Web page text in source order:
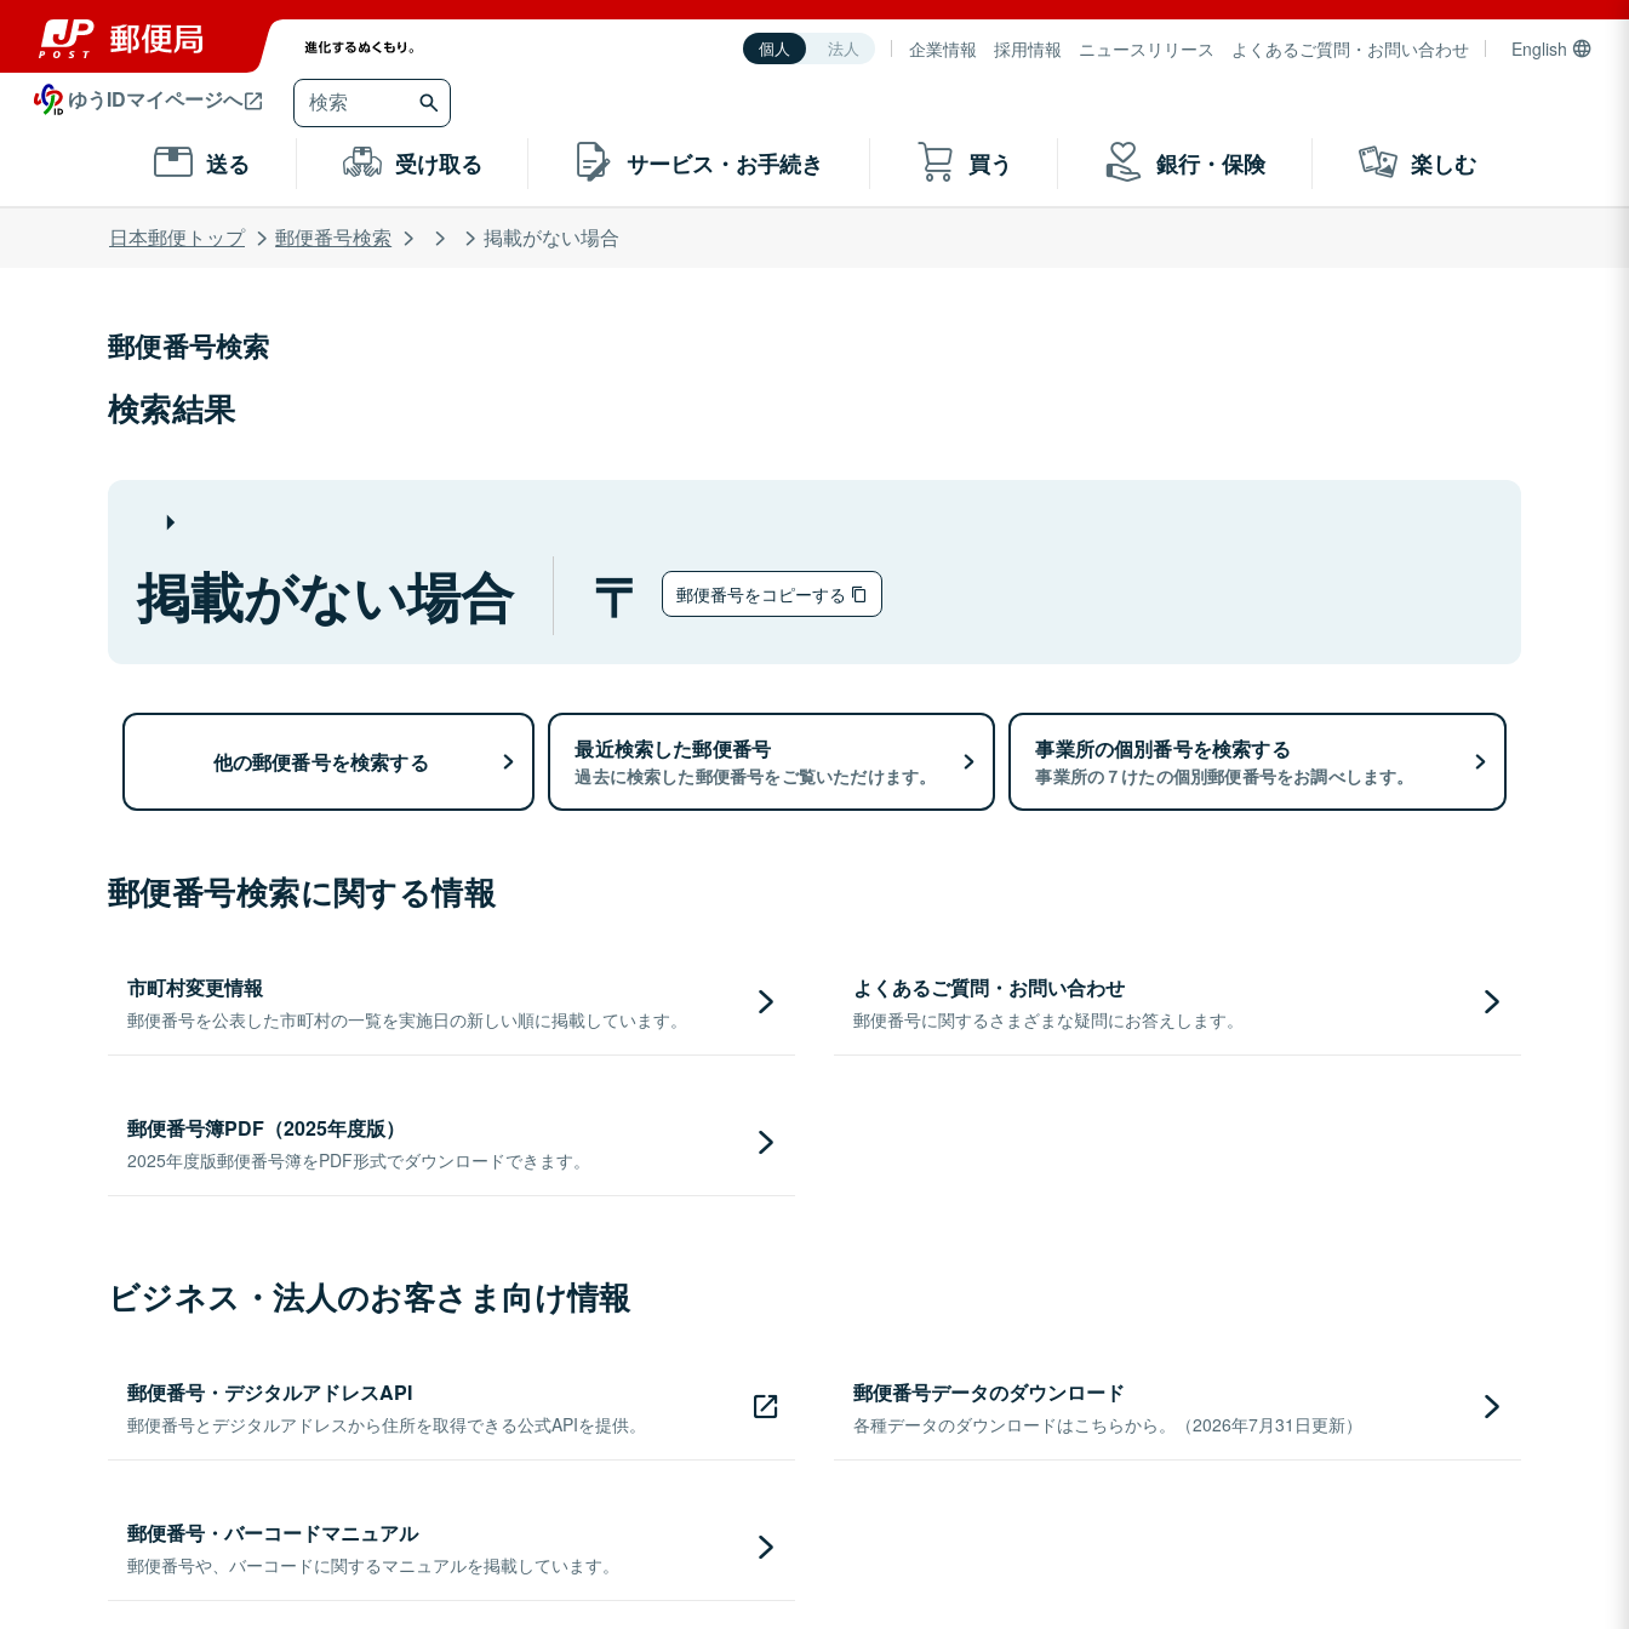
個人 法人 企業情報 採用情報 ニュースリリース よくあるご質問・お問い合わせ English
ゆうIDマイページへ
送る 受け取る サービス・お手続き 買う 銀行・保険 楽しむ
日本郵便トップ 郵便番号検索 掲載がない場合
郵便番号検索
検索結果
掲載がない場合 郵便番号をコピーする
他の郵便番号を検索する 最近検索した郵便番号
過去に検索した郵便番号をご覧いただけます。
事業所の個別番号を検索する
事業所の７けたの個別郵便番号をお調べします。
郵便番号検索に関する情報
市町村変更情報
郵便番号を公表した市町村の一覧を実施日の新しい順に掲載しています。
よくあるご質問・お問い合わせ
郵便番号に関するさまざまな疑問にお答えします。
郵便番号簿PDF（2025年度版）
2025年度版郵便番号簿をPDF形式でダウンロードできます。
ビジネス・法人のお客さま向け情報
郵便番号・デジタルアドレスAPI
郵便番号とデジタルアドレスから住所を取得できる公式APIを提供。
郵便番号データのダウンロード
各種データのダウンロードはこちらから。（2026年7月31日更新）
郵便番号・バーコードマニュアル
郵便番号や、バーコードに関するマニュアルを掲載しています。